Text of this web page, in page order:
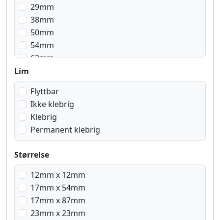
29mm
38mm
50mm
54mm
62mm
Lim
Flyttbar
Ikke klebrig
Klebrig
Permanent klebrig
Størrelse
12mm x 12mm
17mm x 54mm
17mm x 87mm
23mm x 23mm